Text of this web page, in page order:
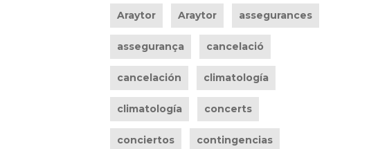
Araytor Araytor assegurances
assegurança cancelació
cancelación climatología
climatología concerts
conciertos contingencias